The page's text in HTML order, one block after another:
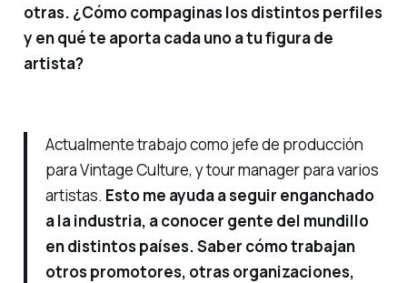
otras. ¿Cómo compaginas los distintos perfiles
y en qué te aporta cada uno a tu figura de
artista?
Actualmente trabajo como jefe de producción
para Vintage Culture, y tour manager para varios
artistas. Esto me ayuda a seguir enganchado
a la industria, a conocer gente del mundillo
en distintos países. Saber cómo trabajan
otros promotores, otras organizaciones,